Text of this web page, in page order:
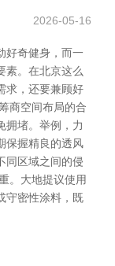
2026-05-16
好奇健身，而一
素。在北京这么
求，还要兼顾好
商空间布局的合
拥堵。举例，力
保握精良的透风
同区域之间的侵
。大地提议使用
守密性涂料，既